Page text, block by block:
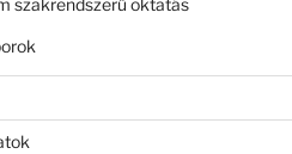
szakrendszerű oktatás